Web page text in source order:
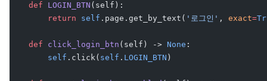
    def
LOGIN_BTN (self):
        return
self .page.get_by_text( '로그인' , exact=
    def
click_login_btn (self) -> None :
        self
.click( self . LOGIN_BTN )